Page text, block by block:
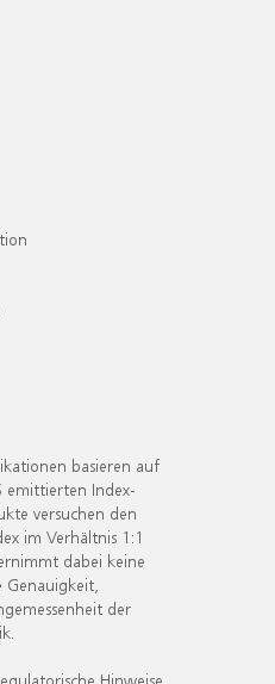
basieren auf
emittierten Index-
versuchen den
im Verhältnis 1:1
dabei keine
Genauigkeit,
der